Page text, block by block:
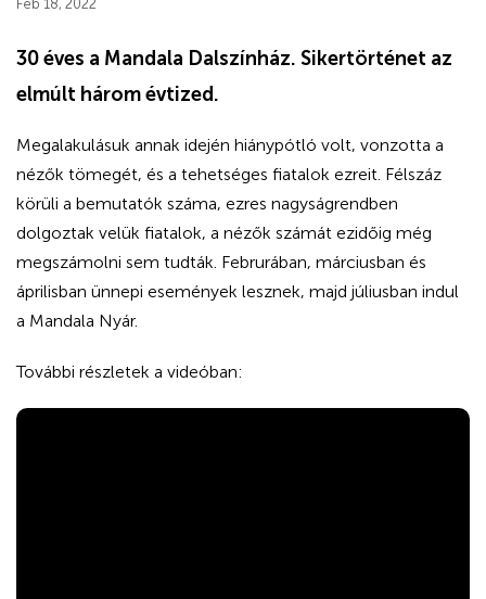
Feb 18, 2022
30 éves a Mandala Dalszínház. Sikertörténet az
elmúlt három évtized.
Megalakulásuk annak idején hiánypótló volt, vonzotta a
nézők tömegét, és a tehetséges fiatalok ezreit. Félszáz
körüli a bemutatók száma, ezres nagyságrendben
dolgoztak velük fiatalok, a nézők számát ezidőig még
megszámolni sem tudták. Februrában, márciusban és
áprilisban ünnepi események lesznek, majd júliusban indul
a Mandala Nyár.
További részletek a videóban: